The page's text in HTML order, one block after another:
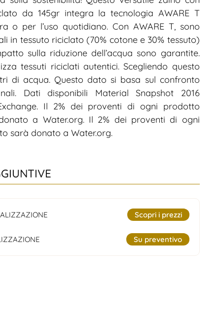
da 145gr integra la tecnologia AWARE T
o per l’uso quotidiano. Con AWARE T, sono
in tessuto riciclato (70% cotone e 30% tessuto)
sulla riduzione dell’acqua sono garantite.
tessuti riciclati autentici. Scegliendo questo
di acqua. Questo dato si basa sul confronto
Dati disponibili Material Snapshot 2016
Il 2% dei proventi di ogni prodotto
a Water.org. Il 2% dei proventi di ogni
sarà donato a Water.org.
Scopri i prezzi
Su preventivo